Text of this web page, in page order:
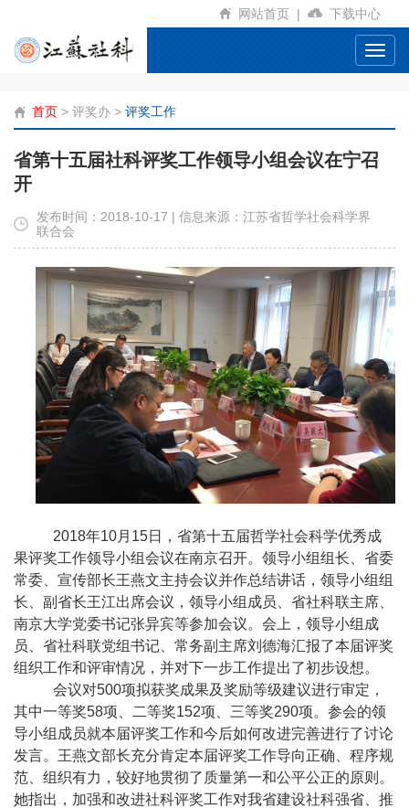
网站首页 | 下载中心
首页 > 评奖办 > 评奖工作
省第十五届社科评奖工作领导小组会议在宁召
开
发布时间：2018-10-17 | 信息来源：江苏省哲学社会科学界
联合会
2018年10月 15日，省第十五届哲学社会科学优秀成
果评奖工作领导小组会议在南京召开。领导小组组长、省委
常委、宣传部长王燕文主持会议并作总结讲话，领导小组组
长、副省长王江出席会议，领导小组成员、省社科联主席、
南京大学党委书记张异宾等参加会议。会上，领导小组成
员、省社科联党组书记、常务副主席刘德海汇报了本届评奖
组织工作和评审情况，并对下一步工作提出了初步设想。
会议对500项拟获奖成果及奖励等级建议进行审定，
其中一等奖58项、二等奖152项、三等奖290项。参会的领
导小组成员就本届评奖工作和今后如何改进完善进行了讨论
发言。王燕文部长充分肯定本届评奖工作导向正确、程序规
范、组织有力，较好地贯彻了质量第一和公平公正的原则。
她指出，加强和改进社科评奖工作对我省建设社科强省、推